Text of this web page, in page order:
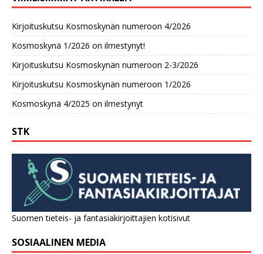
Kirjoituskutsu Kosmoskynän numeroon 4/2026
Kosmoskynä 1/2026 on ilmestynyt!
Kirjoituskutsu Kosmoskynän numeroon 2-3/2026
Kirjoituskutsu Kosmoskynän numeroon 1/2026
Kosmoskynä 4/2025 on ilmestynyt
STK
Suomen tieteis- ja fantasiakirjoittajien kotisivut
SOSIAALINEN MEDIA